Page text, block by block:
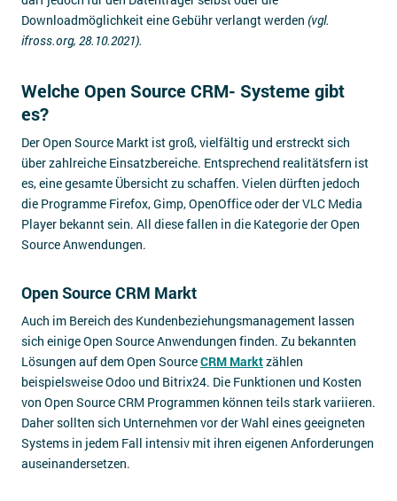
Downloadmöglichkeit eine Gebühr verlangt werden (vgl.
ifross.org, 28.10.2021).
Welche Open Source CRM- Systeme gibt
es?
Der Open Source Markt ist groß, vielfältig und erstreckt sich
über zahlreiche Einsatzbereiche. Entsprechend realitätsfern ist
es, eine gesamte Übersicht zu schaffen. Vielen dürften jedoch
die Programme Firefox, Gimp, OpenOffice oder der VLC Media
Player bekannt sein. All diese fallen in die Kategorie der Open
Source Anwendungen.
Open Source CRM Markt
Auch im Bereich des Kundenbeziehungsmanagement lassen
sich einige Open Source Anwendungen finden. Zu bekannten
Lösungen auf dem Open SourceCRM Marktzählen
beispielsweise Odoo und Bitrix24. Die Funktionen und Kosten
von Open Source CRM Programmen können teils stark variieren.
Daher sollten sich Unternehmen vor der Wahl eines geeigneten
Systems in jedem Fall intensiv mit ihren eigenen Anforderungen
auseinandersetzen.